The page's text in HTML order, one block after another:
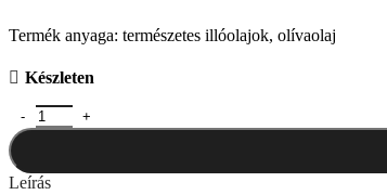
Termék anyaga: természetes illóolajok, olívaolaj
Készleten
Illóolaj - Ámor nyila 10 ml mennyiség
Leírás